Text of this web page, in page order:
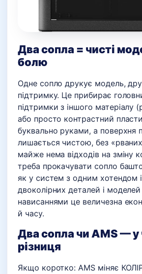
Два сопла = чисті
болю
Одне сопло друкує модель,
підтримку. Це прибирає
підтримки з іншого матеріалу
або просто контрастний
буквально руками, а поверхня
лишається чистою, без
майже нема відходів на зміну
треба прокачувати сопло
як у систем з одним хотендом
двоколірних деталей і
нависаннями це величезна
й часу.
Два сопла чи AMS —
різниця
Якщо коротко: AMS міняє